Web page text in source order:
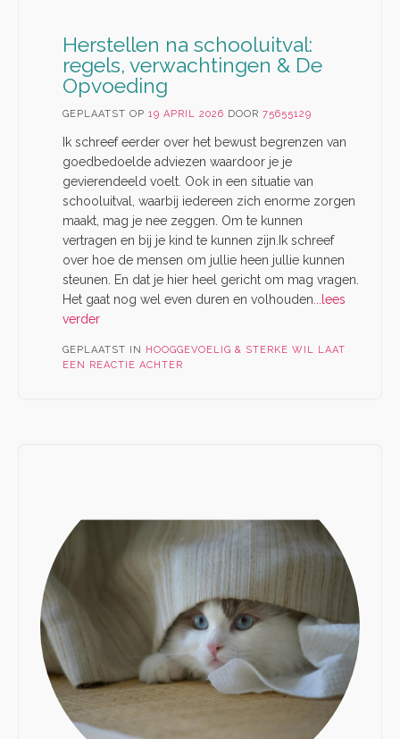
Herstellen na schooluitval:
regels, verwachtingen & De
Opvoeding
GEPLAATST OP 19 APRIL 2026 DOOR 75655129
Ik schreef eerder over het bewust begrenzen van
goedbedoelde adviezen waardoor je je
gevierendeeld voelt. Ook in een situatie van
schooluitval, waarbij iedereen zich enorme zorgen
maakt, mag je nee zeggen. Om te kunnen
vertragen en bij je kind te kunnen zijn.Ik schreef
over hoe de mensen om jullie heen jullie kunnen
steunen. En dat je hier heel gericht om mag vragen.
Het gaat nog wel even duren en volhouden ...lees
verder
GEPLAATST IN HOOGGEVOELIG & STERKE WIL LAAT
EEN REACTIE ACHTER